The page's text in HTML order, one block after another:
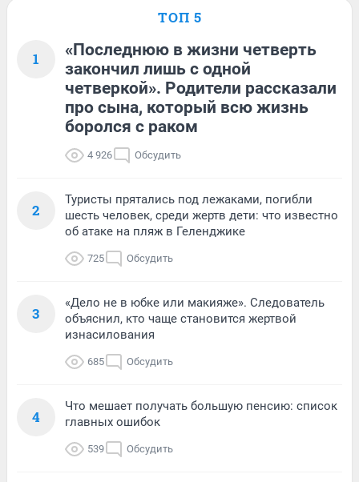
ТОП 5
1
«Последнюю в жизни четверть
закончил лишь с одной
четверкой». Родители рассказали
про сына, который всю жизнь
боролся с раком
4 926 Обсудить
2
Туристы прятались под лежаками, погибли
шесть человек, среди жертв дети: что известно
об атаке на пляж в Геленджике
725 Обсудить
3
«Дело не в юбке или макияже». Следователь
объяснил, кто чаще становится жертвой
изнасилования
685 Обсудить
4
Что мешает получать большую пенсию: список
главных ошибок
539 Обсудить